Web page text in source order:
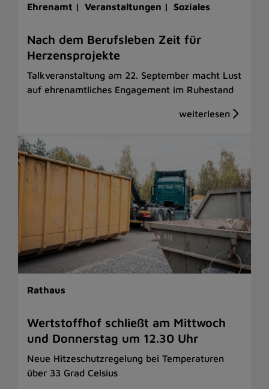
Ehrenamt | Veranstaltungen | Soziales
Nach dem Berufsleben Zeit für
Herzensprojekte
Talkveranstaltung am 22. September macht Lust
auf ehrenamtliches Engagement im Ruhestand
Rathaus
Wertstoffhof schließt am Mittwoch
und Donnerstag um 12.30 Uhr
Neue Hitzeschutzregelung bei Temperaturen
über 33 Grad Celsius